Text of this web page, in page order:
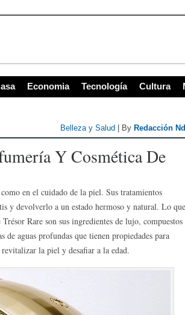
Economia Tecnología Cultura
Belleza y Salud | By Redacción
Y Cosmética De
en el cuidado de la piel. Sus tratamientos
y devolverlo a un estado hermoso y natural. Lo que
Rare son sus ingredientes de lujo, compuestos
aguas profundas que tienen propiedades para
la piel y desafiar a la edad.